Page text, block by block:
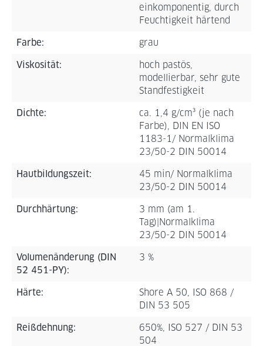
einkomponentig, durch
Feuchtigkeit härtend
Farbe: grau
Viskosität:
hoch pastös,
modellierbar, sehr gute
Standfestigkeit
Dichte:
ca. 1,4 g/cm³ (je nach
Farbe), DIN EN ISO
1183-1/ Normalklima
23/50-2 DIN 50014
Hautbildungszeit:
45 min/ Normalklima
23/50-2 DIN 50014
Durchhärtung:
3 mm (am 1.
Tag)|Normalklima
23/50-2 DIN 50014
Volumenänderung (DIN
52 451-PY):
3 %
Härte:
Shore A 50, ISO 868 /
DIN 53 505
Reißdehnung:
650%, ISO 527 / DIN 53
504